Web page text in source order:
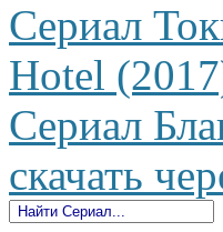
Сериал
Hotel
Сериал
скачать